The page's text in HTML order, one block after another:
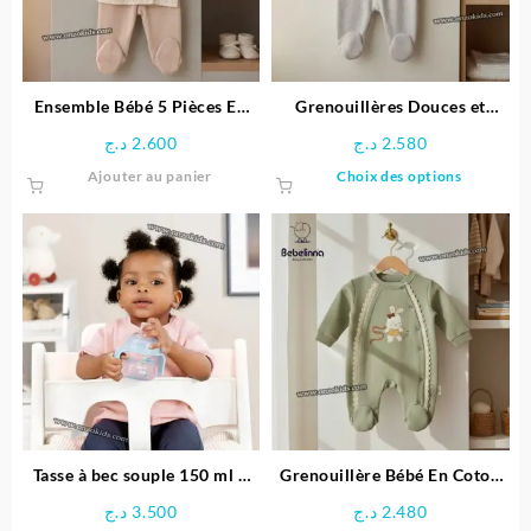
Ensemble Bébé 5 Pièces En
Élégance
2.600 د.ج
Ajouter au panier
Grenouillères Douces et
2.580 د.ج
Choix des options
a
Les
options
choisies
sur
la
page
Tasse à bec souple 150 ml –
3.500 د.ج
Grenouillère Bébé En Coton
2.480 د.ج